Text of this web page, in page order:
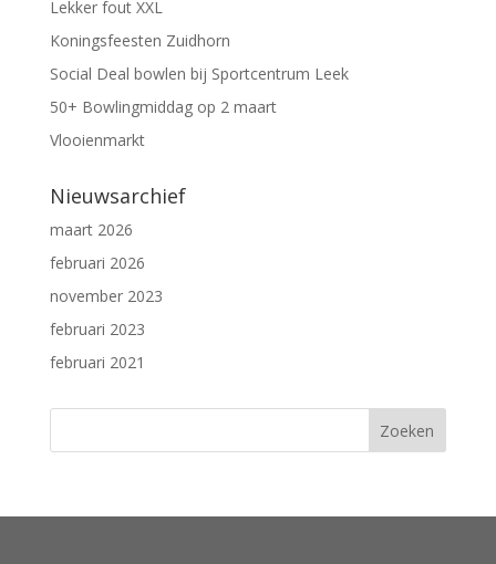
Lekker fout XXL
Koningsfeesten Zuidhorn
Social Deal bowlen bij Sportcentrum Leek
50+ Bowlingmiddag op 2 maart
Vlooienmarkt
Nieuwsarchief
maart 2026
februari 2026
november 2023
februari 2023
februari 2021